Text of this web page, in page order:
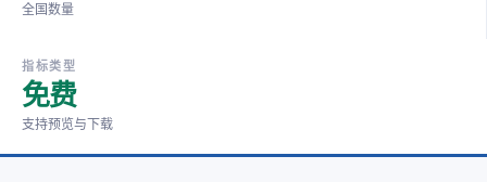
全国数量
指标类型
免费
支持预览与下载